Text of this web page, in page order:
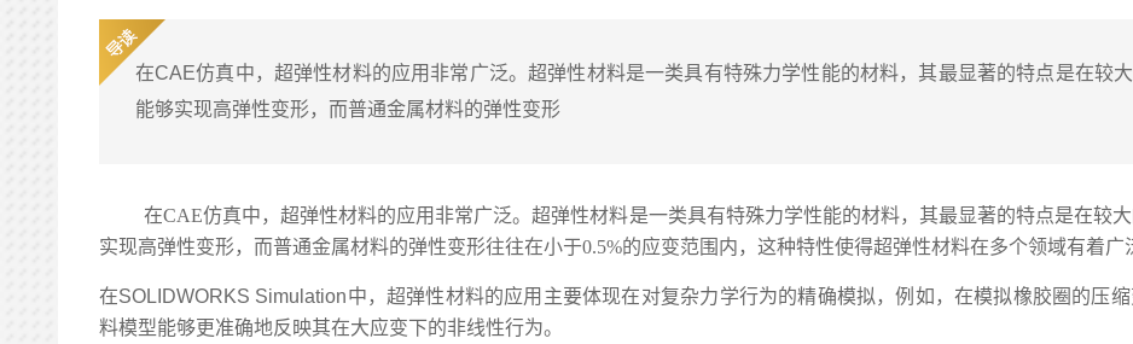
在CAE仿真中，超弹性材料的应用非常广泛。超弹性材料是一类具有特殊力学性能的材料，其最显著的特点是在较
能够实现高弹性变形，而普通金属材料的弹性变形
在CAE仿真中，超弹性材料的应用非常广泛。超弹性材料是一类具有特殊力学性能的材料，其最显著的特点是在较
实现高弹性变形，而普通金属材料的弹性变形往往在小于0.5%的应变范围内，这种特性使得超弹性材料在多个领域有着广
在SOLIDWORKS Simulation中，超弹性材料的应用主要体现在对复杂力学行为的精确模拟，例如，在模拟橡胶圈的压
料模型能够更准确地反映其在大应变下的非线性行为。